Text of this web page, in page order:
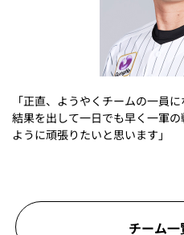
「正直、ようやくチームの一員
結果を出して一日でも早く一軍
ように頑張りたいと思います」
チーム一